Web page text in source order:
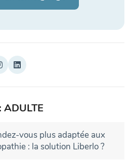
vous plus adaptée aux
: la solution Liberlo ?